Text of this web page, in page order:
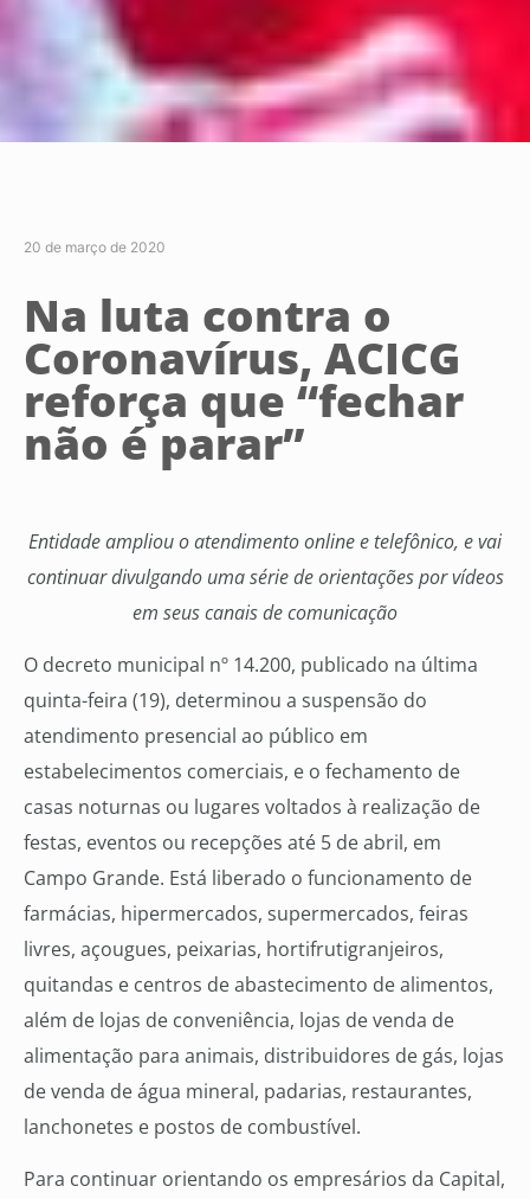
20 de março de 2020
Na luta contra o
Coronavírus, ACICG
reforça que “fechar
não é parar”
Entidade ampliou o atendimento online e telefônico, e vai
continuar divulgando uma série de orientações por vídeos
em seus canais de comunicação
O decreto municipal nº 14.200, publicado na última
quinta-feira (19), determinou a suspensão do
atendimento presencial ao público em
estabelecimentos comerciais, e o fechamento de
casas noturnas ou lugares voltados à realização de
festas, eventos ou recepções até 5 de abril, em
Campo Grande. Está liberado o funcionamento de
farmácias, hipermercados, supermercados, feiras
livres, açougues, peixarias, hortifrutigranjeiros,
quitandas e centros de abastecimento de alimentos,
além de lojas de conveniência, lojas de venda de
alimentação para animais, distribuidores de gás, lojas
de venda de água mineral, padarias, restaurantes,
lanchonetes e postos de combustível.
Para continuar orientando os empresários da Capital,